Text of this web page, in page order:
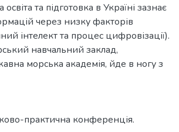
та підготовка в Україні зазнає
через низку факторів
інтелект та процес цифровізації).
навчальний заклад,
морська академія, йде в ногу з
практична конференція.